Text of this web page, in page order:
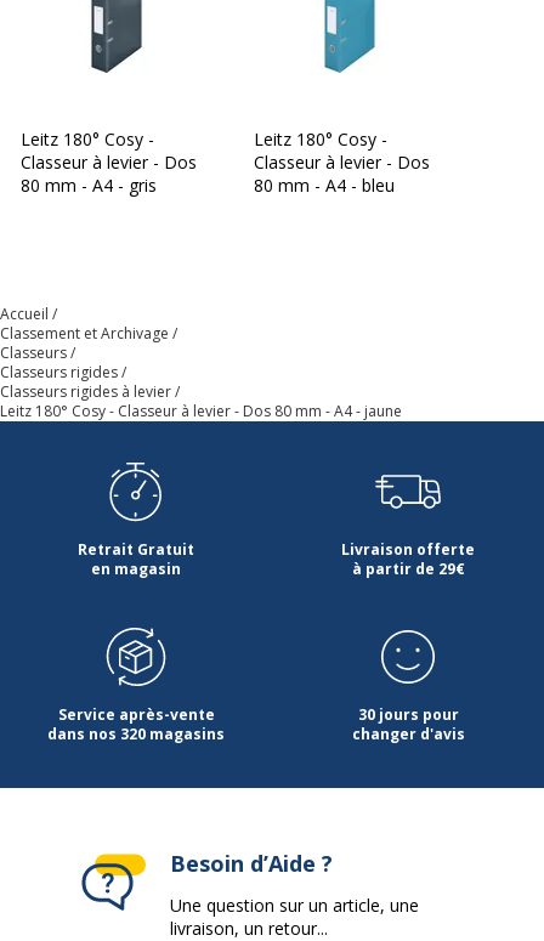
Marque Leitz
Garantie
Garantie
Dimensions et poids
Hauteur
Poids du produit
Profondeur
Leitz 180° Cosy -
Classeur à levier - Dos
80 mm - A4 - gris
Leitz 180° Cosy -
Classeur à levier - Dos
80 mm - A4 - bleu
Accueil
Classement et Archivage
Classeurs
Classeurs rigides
Classeurs rigides à levier
Leitz 180° Cosy - Classeur à levier - Dos 80 mm - A4 - jaune
Retrait Gratuit
en magasin
Livraison offerte
à partir de 29€
Service après-vente
dans nos 320 magasins
30 jours pour
changer d'avis
Besoin d’Aide ?
Une question sur un article, une
livraison, un retour...